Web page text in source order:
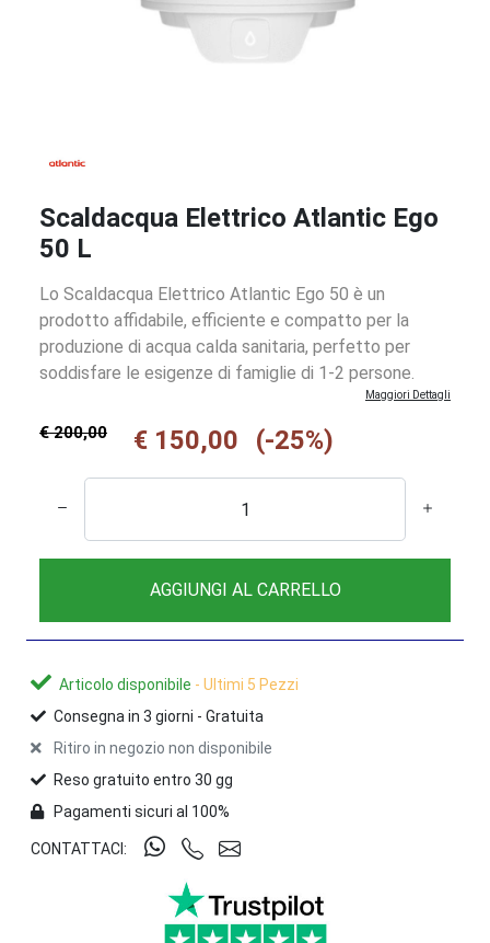
Scaldacqua Elettrico Atlantic Ego
50 L
Lo Scaldacqua Elettrico Atlantic Ego 50 è un
prodotto affidabile, efficiente e compatto per la
produzione di acqua calda sanitaria, perfetto per
soddisfare le esigenze di famiglie di 1-2 persone.
Maggiori Dettagli
€ 200,00 € 150,00 (-25%)
AGGIUNGI AL CARRELLO
Articolo disponibile - Ultimi 5 Pezzi
Consegna in 3 giorni - Gratuita
Ritiro in negozio non disponibile
Reso gratuito entro 30 gg
Pagamenti sicuri al 100%
CONTATTACI: